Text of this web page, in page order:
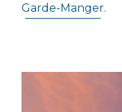
Garde-Manger.